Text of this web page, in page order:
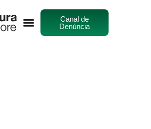
Canal de
Denúncia